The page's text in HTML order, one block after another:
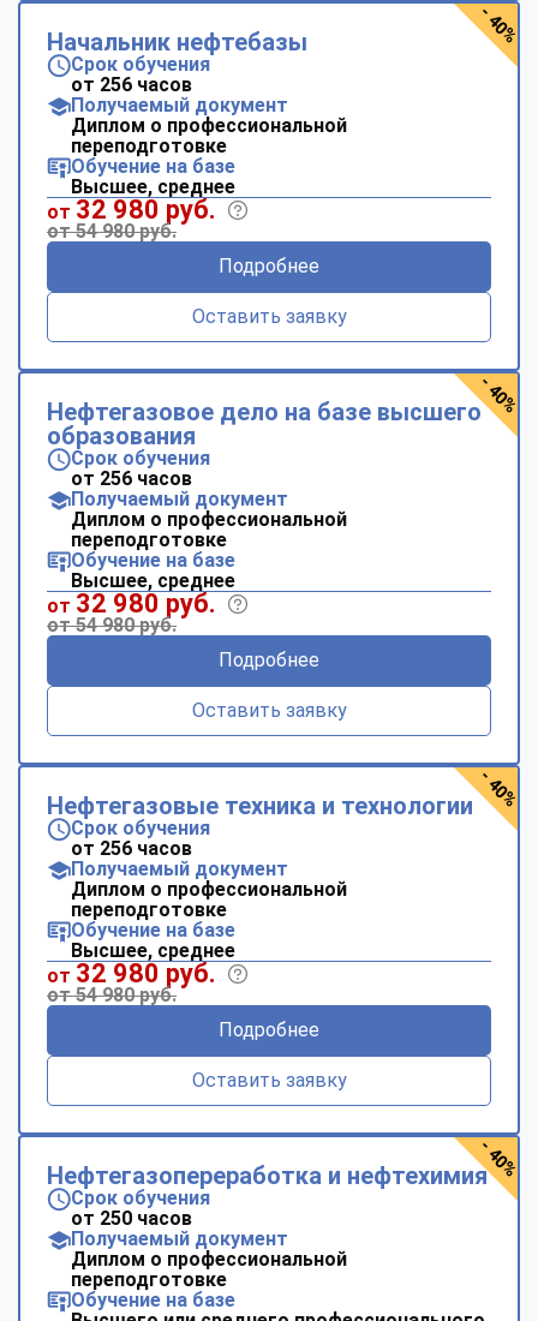
Начальник нефтебазы
Срок обучения
от 256 часов
Получаемый документ
Диплом о профессиональной
переподготовке
Обучение на базе
Высшее, среднее
от 32 980 руб.
от 54 980 руб.
Подробнее
Оставить заявку
- 40%
Нефтегазовое дело на базе высшего
образования
Срок обучения
от 256 часов
Получаемый документ
Диплом о профессиональной
переподготовке
Обучение на базе
Высшее, среднее
от 32 980 руб.
от 54 980 руб.
Подробнее
Оставить заявку
- 40%
Нефтегазовые техника и технологии
Срок обучения
от 256 часов
Получаемый документ
Диплом о профессиональной
переподготовке
Обучение на базе
Высшее, среднее
от 32 980 руб.
от 54 980 руб.
Подробнее
Оставить заявку
- 40%
Нефтегазопереработка и нефтехимия
Срок обучения
от 250 часов
Получаемый документ
Диплом о профессиональной
переподготовке
Обучение на базе
- 40%